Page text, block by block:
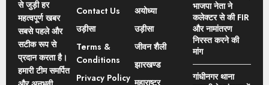
से जुड़ी हर
महत्वपूर्ण खबर
सबसे पहले और
सटीक रूप से
प्रदान करता है।
हमारी टीम समर्पित
Contact Us
उड़ीसा
Terms &
Conditions
Privacy Policy
अयोध्या
उड़ीसा
जीवन शैली
झारखण्ड
महाराष्ट्र
भाजपा नेता ने
कलेक्टर से की FIR
और नामांतरण
निरस्त करने की
मांग
गांधीनगर थाना